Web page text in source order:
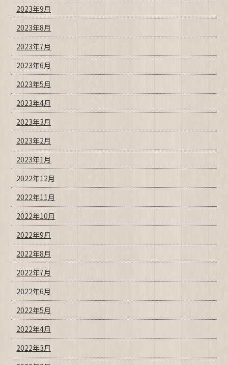
2023年9月
2023年8月
2023年7月
2023年6月
2023年5月
2023年4月
2023年3月
2023年2月
2023年1月
2022年12月
2022年11月
2022年10月
2022年9月
2022年8月
2022年7月
2022年6月
2022年5月
2022年4月
2022年3月